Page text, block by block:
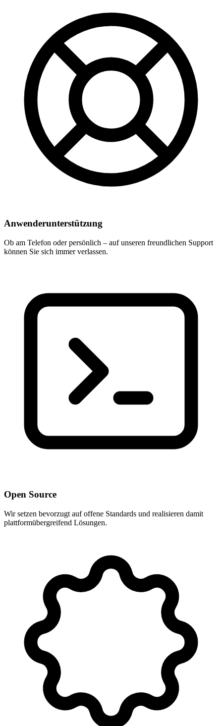
Anwenderunterstützung
Ob am Telefon oder persönlich – auf unseren freundlichen Support
können Sie sich immer verlassen.
Open Source
Wir setzen bevorzugt auf offene Standards und realisieren damit
plattformübergreifend Lösungen.